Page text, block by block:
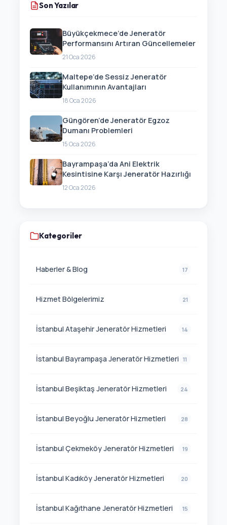
Son Yazılar
Büyükçekmece’de Jeneratör
Performansını Artıran Güncellemeler
21 Oca 2026
Maltepe’de Sessiz Jeneratör
Kullanımının Avantajları
18 Oca 2026
Güngören’de Jeneratör Egzoz
Dumanı Problemleri
15 Oca 2026
Bayrampaşa’da Ani Elektrik
Kesintisine Karşı Jeneratör Hazırlığı
12 Oca 2026
Kategoriler
Haberler & Blog 17
Hizmet Bölgelerimiz 21
İstanbul Ataşehir Jeneratör Hizmetleri 14
İstanbul Bayrampaşa Jeneratör Hizmetleri 11
İstanbul Beşiktaş Jeneratör Hizmetleri 24
İstanbul Beyoğlu Jeneratör Hizmetleri 28
İstanbul Çekmeköy Jeneratör Hizmetleri 19
İstanbul Kadıköy Jeneratör Hizmetleri 20
İstanbul Kağıthane Jeneratör Hizmetleri 15